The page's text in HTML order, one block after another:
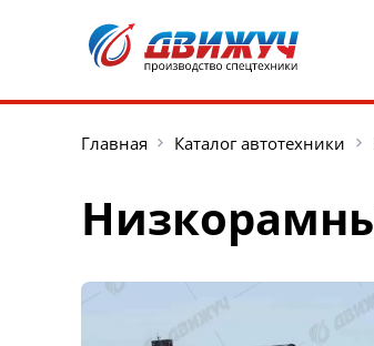
Главная Каталог автотехники